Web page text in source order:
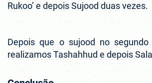
Rukoo’ e depois Sujood duas vezes.
Depois que o sujood no segundo
realizamos Tashahhud e depois